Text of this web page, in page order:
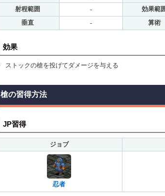
射程範囲
- 効果範
垂直
- 算術
効果
ストックの槍を投げてダメージを与える
槍の習得方法
JP習得
ジョブ
忍者